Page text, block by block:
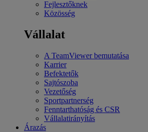
Fejlesztőknek
Közösség
Vállalat
A TeamViewer bemutatása
Karrier
Befektetők
Sajtószoba
Vezetőség
Sportpartnerség
Fenntarthatóság és CSR
Vállalatirányítás
Árazás